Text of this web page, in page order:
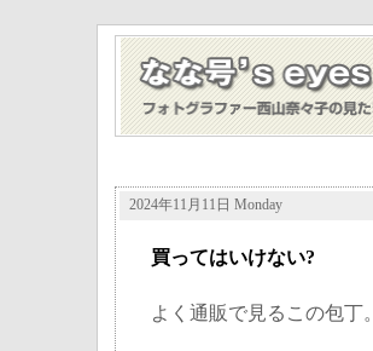
2024年11月11日 Monday
買ってはいけない?
よく通販で見るこの包丁。